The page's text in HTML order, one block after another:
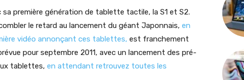
première génération de tablette tactile, la S1 et S2.
le retard au lancement du géant Japonnais, en
vidéo annonçant ces tablettes, est franchement
pour septembre 2011, avec un lancement des pré-
tablettes, en attendant retrouvez toutes les